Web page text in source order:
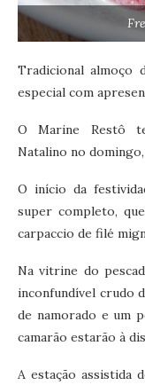
Tradicional almoço
especial com
O Marine Restô
Natalino no domingo,
O início da
super completo,
carpaccio de filé
Na vitrine do
inconfundível crudo
de namorado e um
camarão estarão à
A estação assistida